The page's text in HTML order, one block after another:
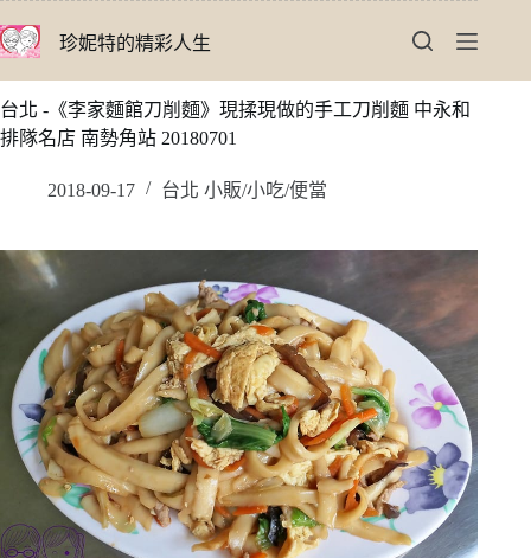
至
要
內
珍妮特的精彩人生
台北 -《李家麵館刀削麵》現揉現做的手工刀削麵 中永和
排隊名店 南勢角站 20180701
2018-09-17 台北 小販/小吃/便當